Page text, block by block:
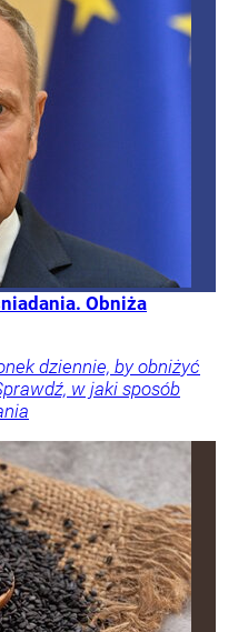
Obniża
dziennie, by obniżyć
w jaki sposób